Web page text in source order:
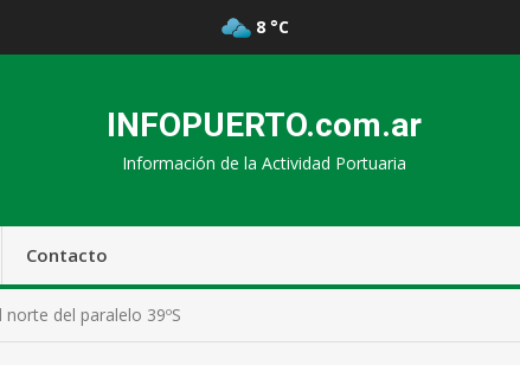
8 °C
INFOPUERTO.com.ar
Información de la Actividad Portuaria
Contacto
del paralelo 39ºS